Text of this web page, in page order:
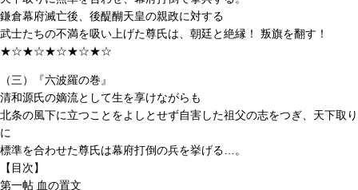
鎌倉幕府滅亡後、後醍醐天皇の親政に対する
武士たちの不満を吸い上げた尊氏は、朝廷と絶縁！ 叛旗を翻す！
★☆★☆★☆★☆★☆
（三）『六波羅の巻』
清和源氏の嫡流として生を享けながらも
北条の風下に立つことをよしとせず自害した祖父の志をつぎ、天下取り
に
標準を合わせた尊氏は幕府打倒の兵を挙げる…。
【目次】
第一帖 血の置文